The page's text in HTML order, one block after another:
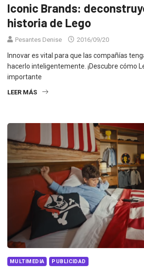
Iconic Brands:
historia de Lego
Pesantes Denise 2016/09/20
Innovar es vital para que las compañías
hacerlo inteligentemente. ¡Descubre cómo
importante
LEER MÁS
MULTIMEDIA PUBLICIDAD